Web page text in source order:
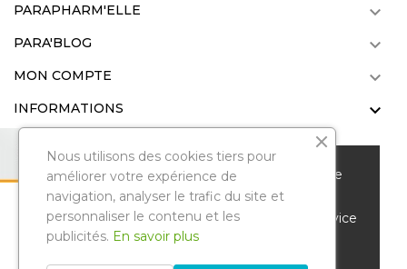
Nous vous remercions de votre visite sur notre
parapharmacie en ligne. Pour améliorer votre
expérience de navigation et vous offrir un service
personnalisé, nous utilisons des cookies et
d'autres technologies similaires.
PARAPHARM'ELLE 
PARA'BLOG 
MON COMPTE 
INFORMATIONS 
Parapharmelle. Tous droits réservés.
Reproduction même partielle interdite
Nous utilisons des cookies tiers pour
améliorer votre expérience de
navigation, analyser le trafic du site et
personnaliser le contenu et les
publicités. En savoir plus